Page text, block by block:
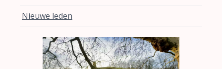
Nieuwe leden